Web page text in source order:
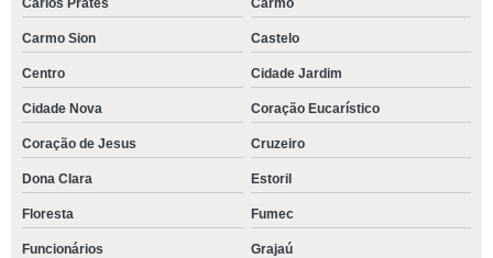
Carlos Prates Carmo
Carmo Sion Castelo
Centro Cidade Jardim
Cidade Nova Coração Eucarístico
Coração de Jesus Cruzeiro
Dona Clara Estoril
Floresta Fumec
Funcionários Grajaú